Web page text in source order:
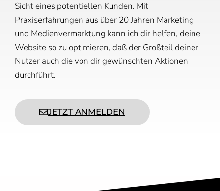
Sicht eines potentiellen Kunden. Mit
Praxiserfahrungen aus über 20 Jahren Marketing
und Medienvermarktung kann ich dir helfen, deine
Website so zu optimieren, daß der Großteil deiner
Nutzer auch die von dir gewünschten Aktionen
durchführt.
JETZT ANMELDEN